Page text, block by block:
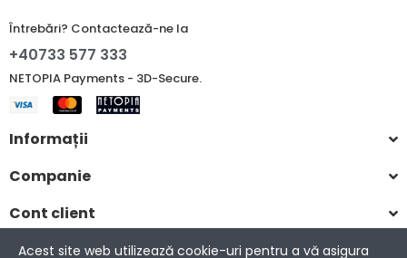
Întrebări? Contactează-ne la
+40733 577 333
NETOPIA Payments - 3D-Secure.
Informații
Companie
Cont client
Acest site web utilizează cookie-uri pentru a vă asigura